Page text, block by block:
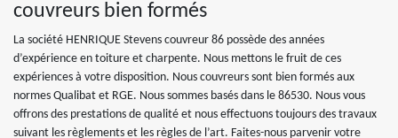
couvreurs bien formés
La société HENRIQUE Stevens couvreur 86 possède des années
d’expérience en toiture et charpente. Nous mettons le fruit de ces
expériences à votre disposition. Nous couvreurs sont bien formés aux
normes Qualibat et RGE. Nous sommes basés dans le 86530. Nous vous
offrons des prestations de qualité et nous effectuons toujours des travaux
suivant les règlements et les règles de l’art. Faites-nous parvenir votre